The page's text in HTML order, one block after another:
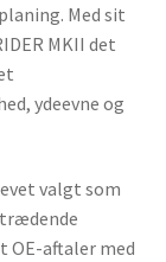
Med sit
MKII det
ydeevne og
valgt som
OE-aftaler med